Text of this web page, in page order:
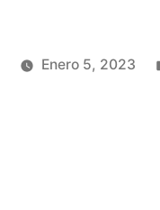
Enero 5, 2023